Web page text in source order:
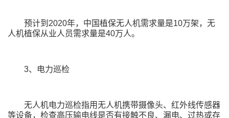
预计到2020年，中国植保无人机需求量是10万架，无
人机植保从业人员需求量是40万人。
3、电力巡检
无人机电力巡检指用无人机携带摄像头、红外线传感器
等设备，检查高压输电线是否有接触不良、漏电、过热或存